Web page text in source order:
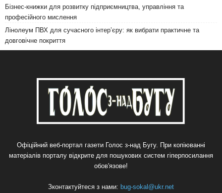
Бізнес-книжки для розвитку підприємництва, управління та
професійного мислення
Лінолеум ПВХ для сучасного інтер’єру: як вибрати практичне та
довговічне покриття
Офіційний веб-портал газети Голос з-над Бугу. При копіюванні
матеріалів порталу відкрите для пошукових систем гіперпосилання
обов'язове!
Зконтактуйтеся з нами: bug-sokal@ukr.net